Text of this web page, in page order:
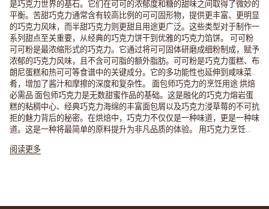
是巧克力世界的基石。它们在可可的浓郁度和糖的甜味之间取得了微妙的
平衡。苦甜巧克力通常含有较高比例的可可固形物，提供更丰富、更明显
的巧克力风味，而半甜巧克力则更甜且用途更广泛。这些类型对于制作一
系列甜点至关重要，从经典的巧克力饼干到优雅的巧克力馅饼。 可可粉
可可粉是最浓缩形式的巧克力。它通过将可可固体研磨成细粉制成，赋予
浓郁的巧克力风味，且不含可可脂的额外脂肪。可可粉是巧克力蛋糕、布
朗尼蛋糕和热可可等食谱中的关键成分。它的多功能性也延伸到咸味菜
肴，增加了酱汁和摩擦的深度和复杂性。 面包师巧克力的烹饪用途 烘焙
必需品 面包师巧克力是无数甜蜜作品的基础。这是融化的巧克力熔岩蛋
糕的粘稠中心、经典巧克力海绵的丰富面包屑以及巧克力浸草莓的不可抗
拒的魅力背后的秘密。在烘焙中，巧克力不仅仅是一种味道，更是一种味
道。这是一种将最简单的原料提升为非凡品质的体验。 用巧克力烹饪...
阅读更多